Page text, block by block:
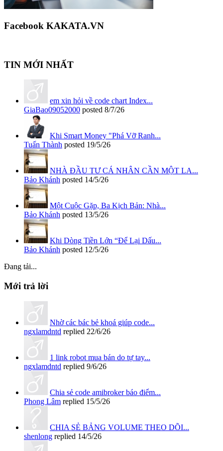
Facebook KAKATA.VN
TIN MỚI NHẤT
em xin hỏi về code chart Index...
GiaBao09052000 posted 8/7/26
Khi Smart Money "Phá Vỡ Ranh...
Tuấn Thành posted 19/5/26
NHÀ ĐẦU TƯ CÁ NHÂN CẦN MỘT LA...
Bảo Khánh posted 14/5/26
Một Cuộc Gặp, Ba Kịch Bản: Nhà...
Bảo Khánh posted 13/5/26
Khi Dòng Tiền Lớn “Để Lại Dấu...
Bảo Khánh posted 12/5/26
Đang tải...
Mới trả lời
Nhờ các bác bẻ khoá giúp code...
ngxlamdntd replied 22/6/26
1 link robot mua bán do tự tay...
ngxlamdntd replied 9/6/26
Chia sẻ code amibroker báo điểm...
Phong Lâm replied 15/5/26
CHIA SẺ BẢNG VOLUME THEO DÕI...
shenlong replied 14/5/26